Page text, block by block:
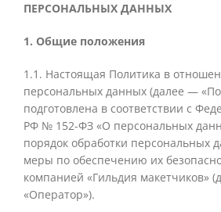
ПЕРСОНАЛЬНЫХ ДАННЫХ
1. Общие положения
1.1. Настоящая Политика в
персональных данных (далее —
подготовлена в соответствии с
РФ № 152-ФЗ «О персональных
порядок обработки персональных
меры по обеспечению их
компанией «Гильдия макетчиков»
«Оператор»).